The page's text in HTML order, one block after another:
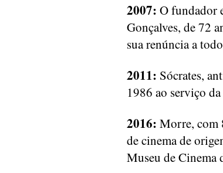
2007: O fundador
Gonçalves, de 72
sua renúncia a
2011: Sócrates,
1986 ao serviço
2016: Morre, com
de cinema de
Museu de Cinema